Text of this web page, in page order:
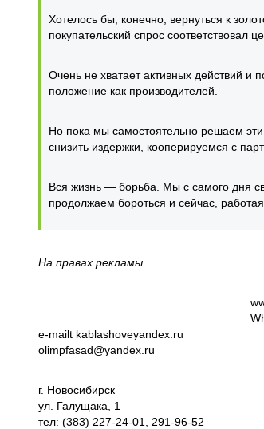
Хотелось бы, конечно, вернуться к
покупательский спрос соответствовал
Очень не хватает активных действий и
положение как производителей.
Но пока мы самостоятельно решаем
снизить издержки, кооперируемся с
Вся жизнь — борьба. Мы с самого дня
продолжаем бороться и сейчас,
На правах рекламы
e-mailt kablashoveyandex.ru
olimpfasad@yandex.ru
г. Новосибирск
ул. Галущака, 1
тел: (383) 227-24-01, 291-96-52